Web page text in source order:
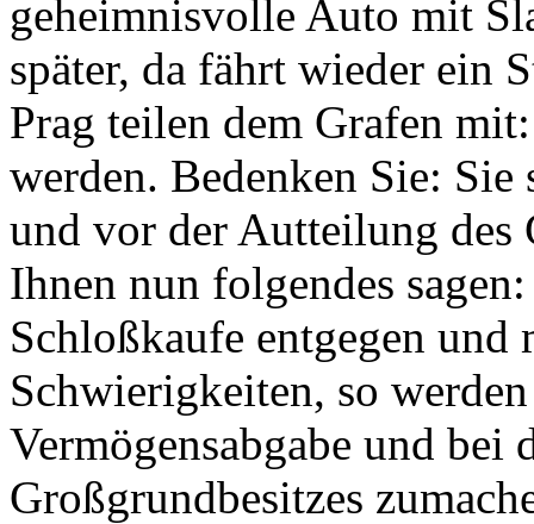
geheimnisvolle Auto mit
später, da fährt wieder ein
Prag teilen dem Grafen
werden. Bedenken Sie: Sie
und vor der Autteilung des
Ihnen nun folgendes
Schloßkaufe entgegen und
Schwierigkeiten, so
Vermögensabgabe und bei
Großgrundbesitzes